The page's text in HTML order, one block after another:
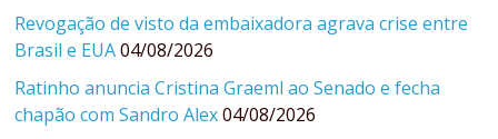
Revogação de visto da embaixadora agrava crise entre
Brasil e EUA 04/08/2026
Ratinho anuncia Cristina Graeml ao Senado e fecha
chapão com Sandro Alex 04/08/2026